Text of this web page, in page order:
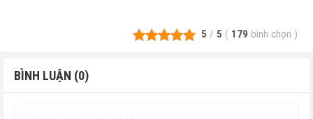
5 / 5 ( 179 bình chọn )
BÌNH LUẬN (0)